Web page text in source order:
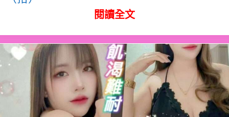
閱讀全文